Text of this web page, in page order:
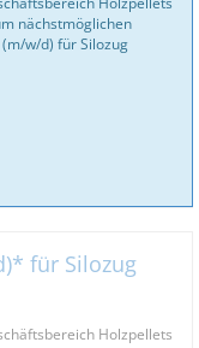
nächstmöglichen
w/d) für Silozug
für Silozug
Holzpellets